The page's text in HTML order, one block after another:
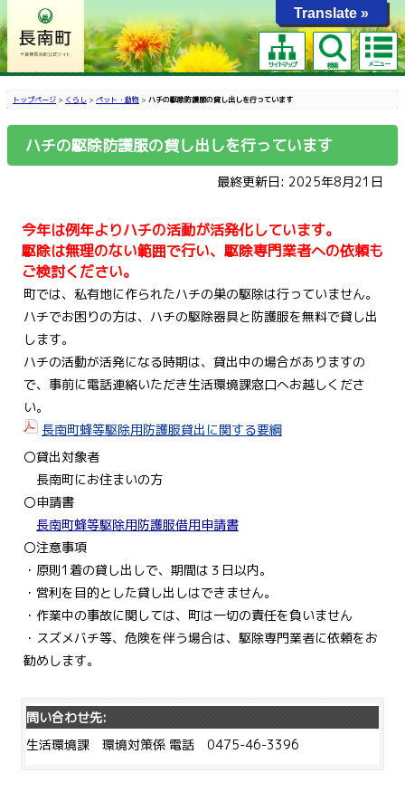
サイトマップ 検索 メニュー
トップページ > くらし > ペット・動物 > ハチの駆除防護服の貸し出しを行っています
ハチの駆除防護服の貸し出しを行っています
最終更新日: 2025年8月21日
今年は例年よりハチの活動が活発化しています。
駆除は無理のない範囲で行い、駆除専門業者への依頼も
ご検討ください。
町では、私有地に作られたハチの巣の駆除は行っていません。
ハチでお困りの方は、ハチの駆除器具と防護服を無料で貸し出
します。
ハチの活動が活発になる時期は、貸出中の場合がありますの
で、事前に電話連絡いただき生活環境課窓口へお越しくださ
い。
長南町蜂等駆除用防護服貸出に関する要綱
〇貸出対象者
長南町にお住まいの方
〇申請書
長南町蜂等駆除用防護服借用申請書
〇注意事項
・原則1着の貸し出しで、期間は３日以内。
・営利を目的とした貸し出しはできません。
・作業中の事故に関しては、町は一切の責任を負いません
・スズメバチ等、危険を伴う場合は、駆除専門業者に依頼をお
勧めします。
問い合わせ先:
生活環境課 環境対策係 電話 0475-46-3396
Translate »